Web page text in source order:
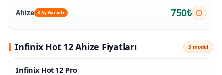
Ahize 6 Ay Garanti 750₺
Infinix Hot 12 Ahize Fiyatları 3 model
Infinix Hot 12 Pro